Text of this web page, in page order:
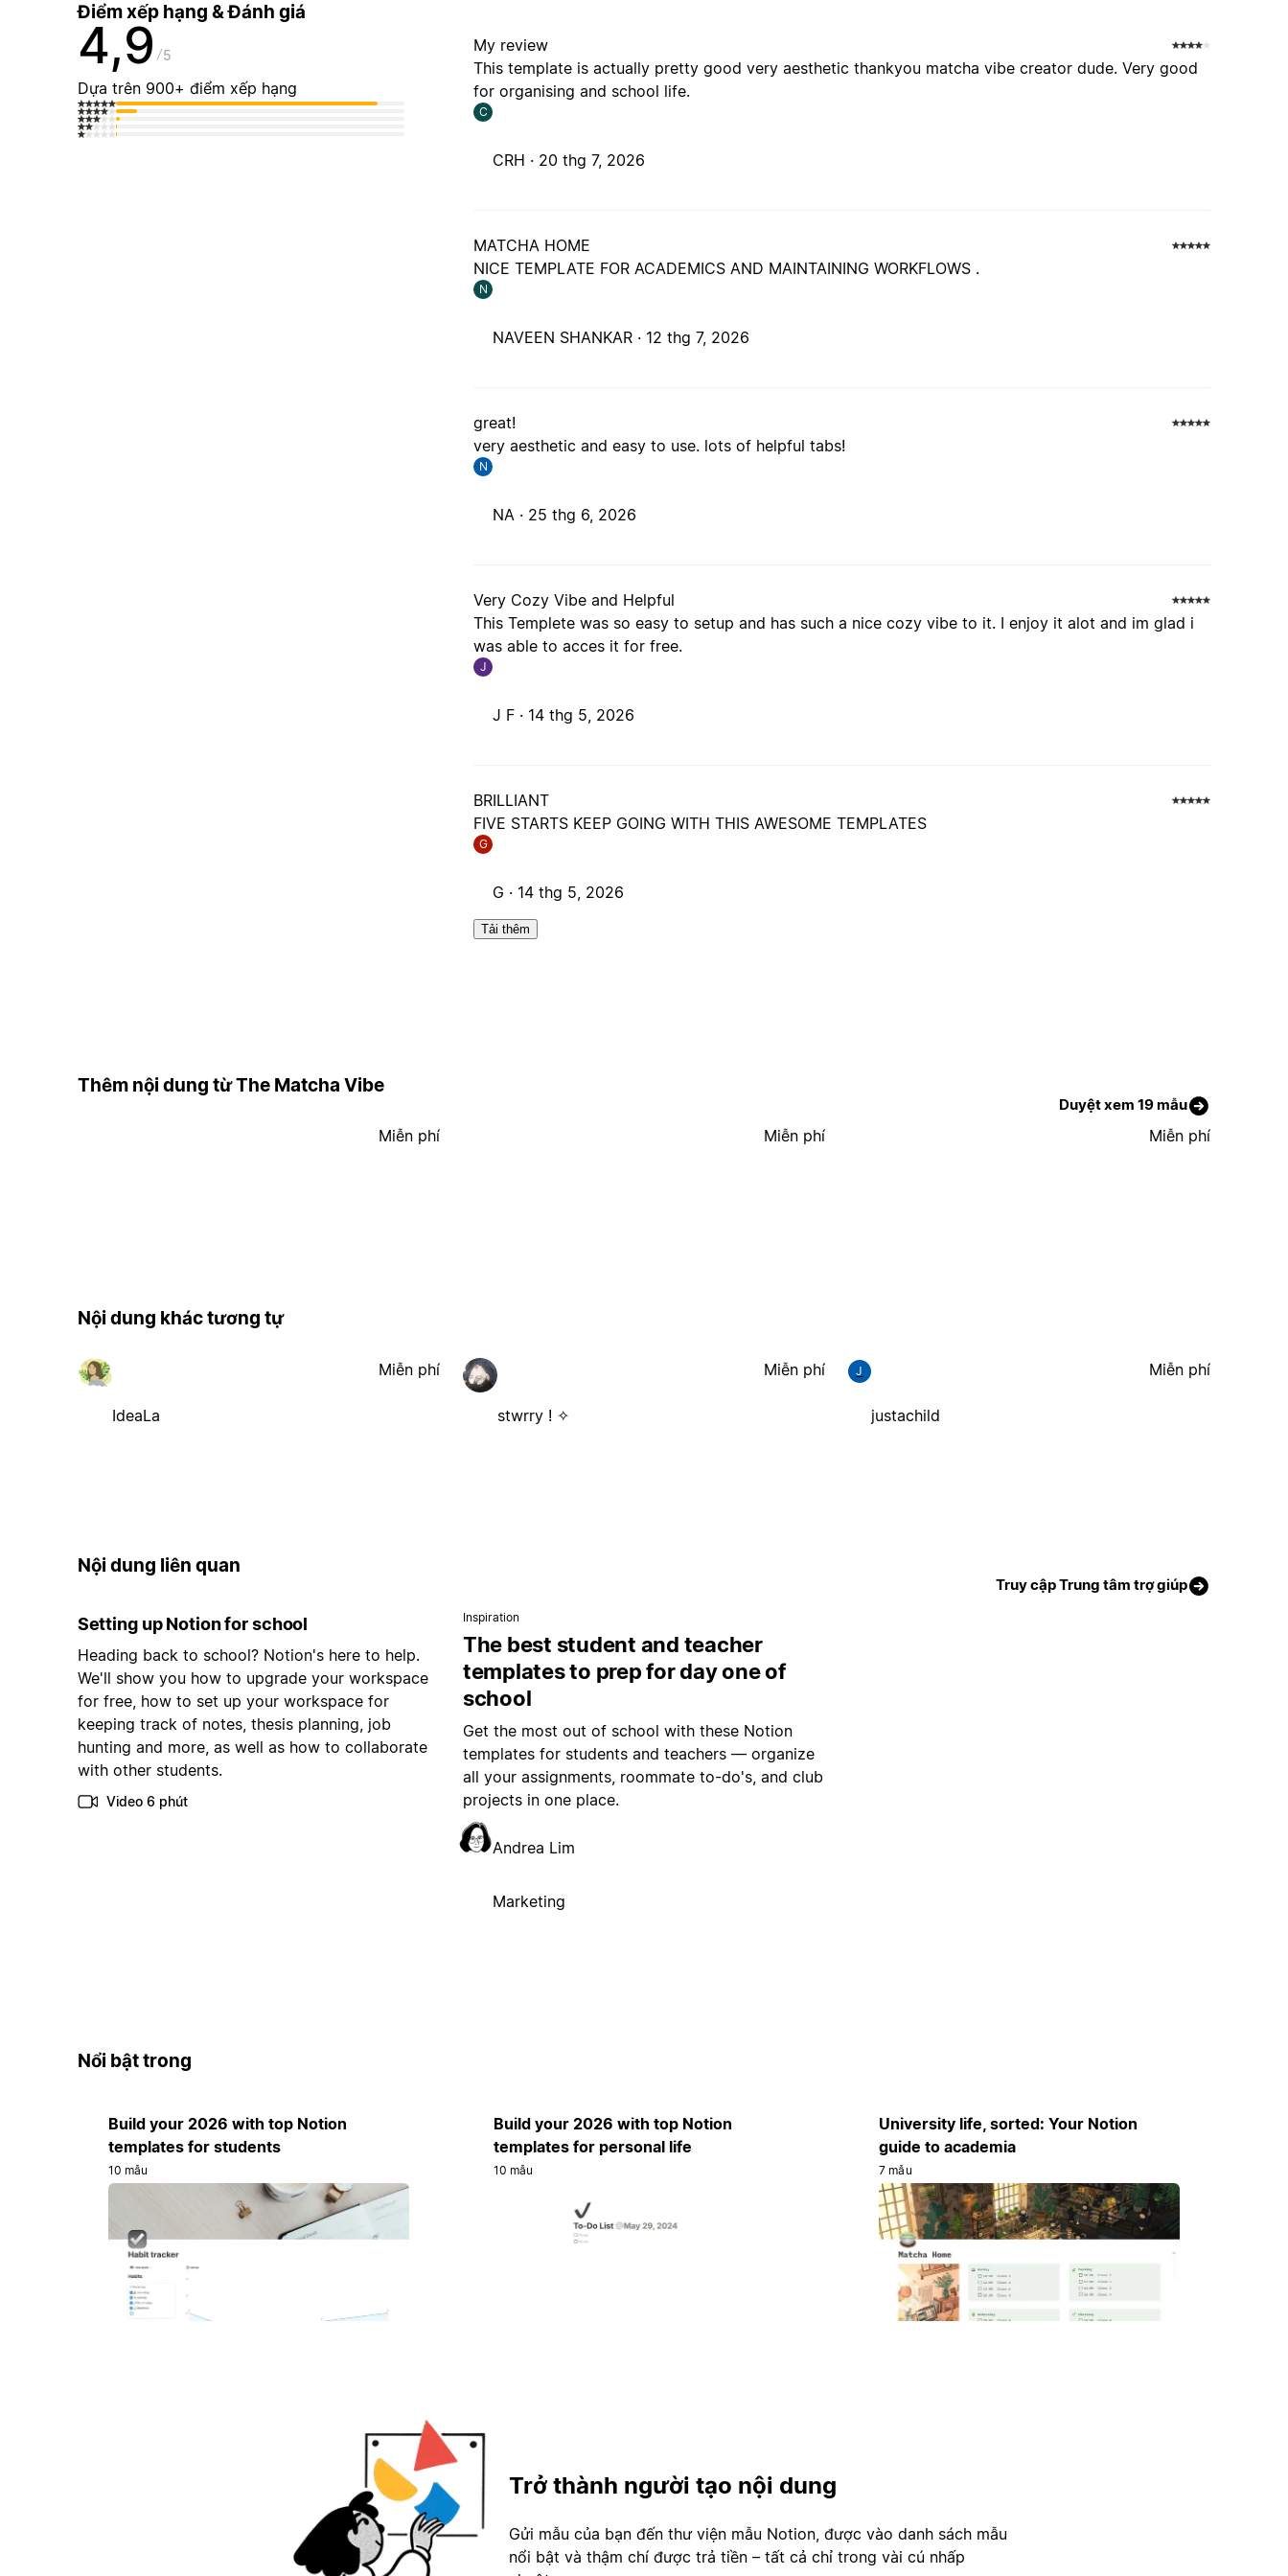
Điểm xếp hạng & Đánh giá
4,9 5
Dựa trên 900+ điểm xếp hạng
My review
This template is actually pretty good very aesthetic thankyou matcha vibe creator dude. Very good
for organising and school life.
C
CRH · 20 thg 7, 2026
MATCHA HOME
NICE TEMPLATE FOR ACADEMICS AND MAINTAINING WORKFLOWS .
N
NAVEEN SHANKAR · 12 thg 7, 2026
great!
very aesthetic and easy to use. lots of helpful tabs!
N
NA · 25 thg 6, 2026
Very Cozy Vibe and Helpful
This Templete was so easy to setup and has such a nice cozy vibe to it. I enjoy it alot and im glad i
was able to acces it for free.
J
J F · 14 thg 5, 2026
BRILLIANT
FIVE STARTS KEEP GOING WITH THIS AWESOME TEMPLATES
G
G · 14 thg 5, 2026
Tải thêm
Thêm nội dung từ The Matcha Vibe
Duyệt xem 19 mẫu
Miễn phí Miễn phí Miễn phí
Nội dung khác tương tự
IdeaLa
Miễn phí
stwrry ! ✧
Miễn phí J
justachild
Miễn phí
Nội dung liên quan
Truy cập Trung tâm trợ giúp
Setting up Notion for school
Heading back to school? Notion's here to help.
We'll show you how to upgrade your workspace
for free, how to set up your workspace for
keeping track of notes, thesis planning, job
hunting and more, as well as how to collaborate
with other students.
Video 6 phút
Inspiration
The best student and teacher
templates to prep for day one of
school
Get the most out of school with these Notion
templates for students and teachers — organize
all your assignments, roommate to-do's, and club
projects in one place.
Andrea Lim
Marketing
Nổi bật trong
Build your 2026 with top Notion
templates for students
10 mẫu
Build your 2026 with top Notion
templates for personal life
10 mẫu
University life, sorted: Your Notion
guide to academia
7 mẫu
Trở thành người tạo nội dung
Gửi mẫu của bạn đến thư viện mẫu Notion, được vào danh sách mẫu
nổi bật và thậm chí được trả tiền – tất cả chỉ trong vài cú nhấp